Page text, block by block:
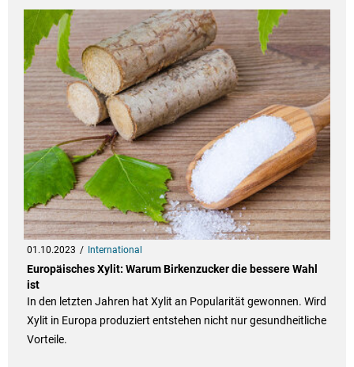
01.10.2023 International
Europäisches Xylit: Warum Birkenzucker die bessere Wahl
ist
In den letzten Jahren hat Xylit an Popularität gewonnen. Wird
Xylit in Europa produziert entstehen nicht nur gesundheitliche
Vorteile.